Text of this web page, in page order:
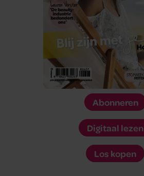
Abonneren
Digitaal lezen
Los kopen